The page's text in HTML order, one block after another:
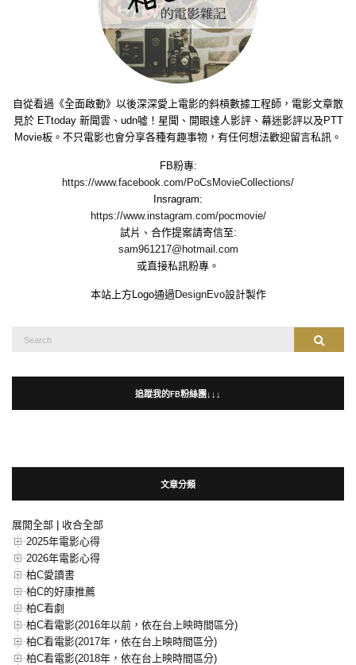
自從看過《全面啟動》以後深深愛上電影的斜槓數據工程師，電影文章散
見於 ETtoday 新聞雲、udn噓！星聞、開眼達人影評、幕迷影評以及PTT
Movie板。不只電影也會分享各種有趣事物，有任何想法歡迎留言私訊。
FB粉專:
https://www.facebook.com/PoCsMovieCollections/
Insragram:
https://www.instagram.com/pocmovie/
試片、合作提案請寄信至:
sam961217@hotmail.com
或直接私訊粉專。
本站上方Logo通過DesignEvo設計製作
Search
追蹤我的FB粉絲團↓↓↓
文章分類
展開全部 | 收合全部
2025年電影心得
2026年電影心得
柏C愛讀書
柏C的好康推薦
柏C看劇
柏C看電影(2016年以前，依在台上映時間區分)
柏C看電影(2017年，依在台上映時間區分)
柏C看電影(2018年，依在台上映時間區分)